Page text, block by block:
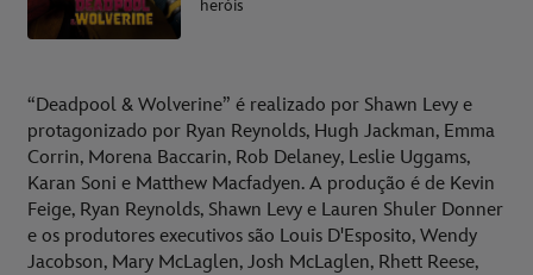
heróis
“Deadpool & Wolverine” é realizado por Shawn Levy e
protagonizado por Ryan Reynolds, Hugh Jackman, Emma
Corrin, Morena Baccarin, Rob Delaney, Leslie Uggams,
Karan Soni e Matthew Macfadyen. A produção é de Kevin
Feige, Ryan Reynolds, Shawn Levy e Lauren Shuler Donner
e os produtores executivos são Louis D'Esposito, Wendy
Jacobson, Mary McLaglen, Josh McLaglen, Rhett Reese,